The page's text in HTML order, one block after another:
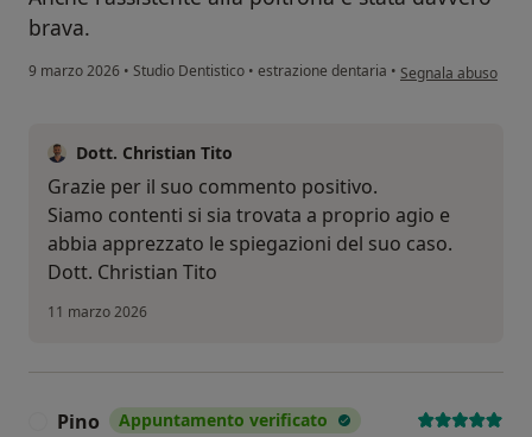
brava.
9 marzo 2026 • Studio Dentistico • estrazione dentaria • secondo l'opinione
Segnala abuso
Dott. Christian Tito
Grazie per il suo commento positivo.
Siamo contenti si sia trovata a proprio agio e
abbia apprezzato le spiegazioni del suo caso.
Dott. Christian Tito
11 marzo 2026
Pino Appuntamento verificato